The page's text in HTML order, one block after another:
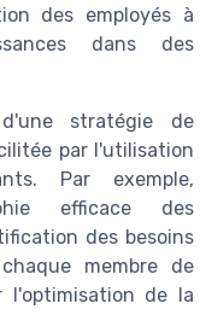
des employés à
dans des
stratégie de
par l'utilisation
Par exemple,
efficace des
des besoins
membre de
l'optimisation de la